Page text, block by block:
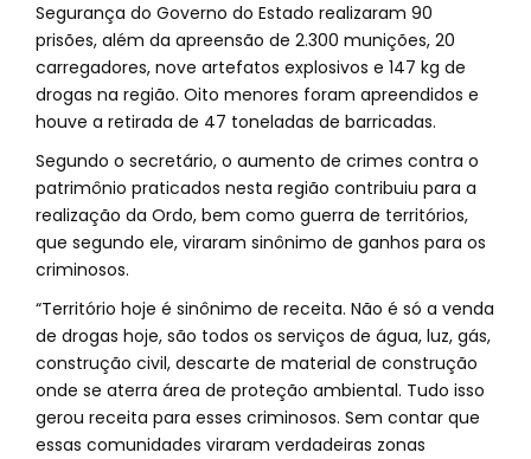
Segurança do Governo do Estado realizaram 90
prisões, além da apreensão de 2.300 munições, 20
carregadores, nove artefatos explosivos e 147 kg de
drogas na região. Oito menores foram apreendidos e
houve a retirada de 47 toneladas de barricadas.
Segundo o secretário, o aumento de crimes contra o
patrimônio praticados nesta região contribuiu para a
realização da Ordo, bem como guerra de territórios,
que segundo ele, viraram sinônimo de ganhos para os
criminosos.
“Território hoje é sinônimo de receita. Não é só a venda
de drogas hoje, são todos os serviços de água, luz, gás,
construção civil, descarte de material de construção
onde se aterra área de proteção ambiental. Tudo isso
gerou receita para esses criminosos. Sem contar que
essas comunidades viraram verdadeiras zonas